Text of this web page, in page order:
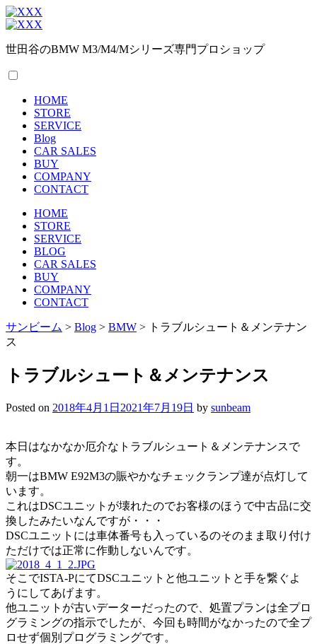
世田谷のBMW M3/M4/Mシリーズ専門プロショップ
HOME
STORE
SERVICE
Blog
CAR SALES
BUY
COMPANY
CONTACT
HOME
STORE
SERVICE
BLOG
CAR SALES
BUY
COMPANY
CONTACT
サンビーム > Blog > BMW > トラブルシュート＆メンテナン
ス
トラブルシュート＆メンテナンス
Posted on 2018年4月1日 2021年7月19日 by sunbeam
本日はなかなか厄介なトラブルシュート＆メンテナンスで
す。
朝一はBMW E92M3の賑やかなチェックランプ達が点灯して
います。
これはDSCユニットが壊れたのでお客様のほうで中古品に交
換したみたいなんですが・・・
DSCユニットには車体番号も入っているのそのまま取り付け
ただけでは正常に作動しないんです。
そこでISTA-PにてDSCユニットと他ユニットと手を繋ぐよ
うにしてあげます。
他ユニットが古いデーターだったので、処置プランは全プロ
グラミングの指示でしたが、今回も時間がなかったので全プ
ロせず個別プログラミングです。